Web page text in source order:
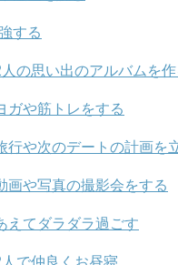
する
人の思い出のアルバムを作
ガや筋トレをする
行や次のデートの計画を
画や写真の撮影会をする
えてダラダラ過ごす
人で仲良くお昼寝